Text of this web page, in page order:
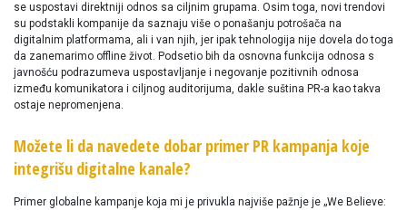
se uspostavi direktniji odnos sa ciljnim grupama. Osim toga, novi trendovi
su podstakli kompanije da saznaju više o ponašanju potrošača na
digitalnim platformama, ali i van njih, jer ipak tehnologija nije dovela do toga
da zanemarimo offline život. Podsetio bih da osnovna funkcija odnosa s
javnošću podrazumeva uspostavljanje i negovanje pozitivnih odnosa
između komunikatora i ciljnog auditorijuma, dakle suština PR-a kao takva
ostaje nepromenjena.
Možete li da navedete dobar primer PR kampanja koje
integrišu digitalne kanale?
Primer globalne kampanje koja mi je privukla najviše pažnje je „We Believe: